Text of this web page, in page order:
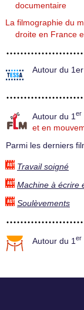
documentaire
La filmographie du
droite en France
Autour du
Autour du 1 er
et en
Parmi les derniers
Travail soigné
Machine à écrire
Soulèvements
Autour du 1 er